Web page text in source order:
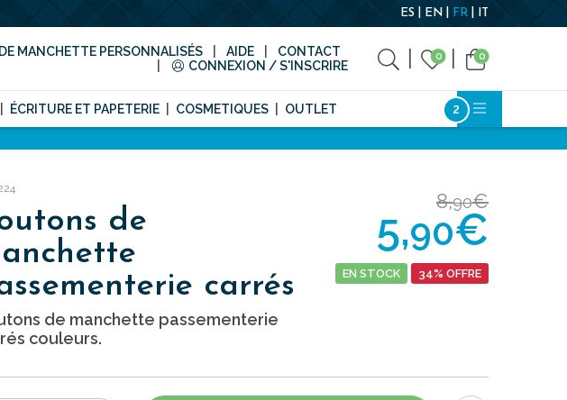
ES EN FR IT
MANCHETTE PERSONNALISÉS AIDE
CONTACT
CONNEXION / S'INSCRIRE
0 0
ÉCRITURE ET PAPETERIE COSMETIQUES OUTLET
de
carrés
de manchette passementerie
couleurs.
8,90€
5,90€
EN STOCK 34% OFFRE